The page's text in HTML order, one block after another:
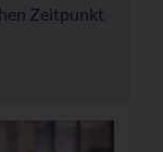
Zeitpunkt